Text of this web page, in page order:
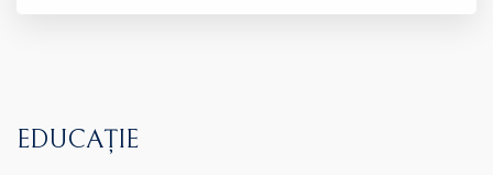
EDUCAȚIE